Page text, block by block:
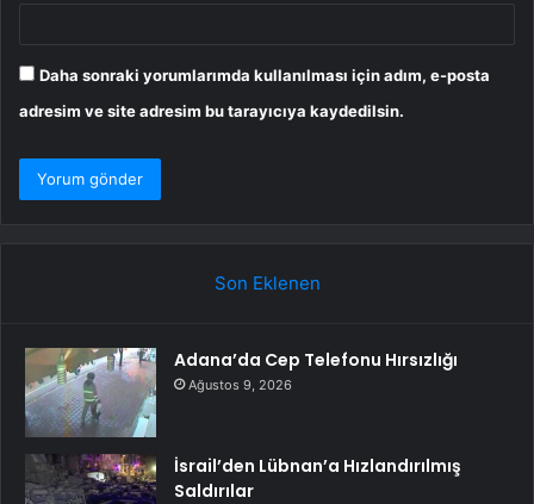
Daha sonraki yorumlarımda kullanılması için adım, e-posta
adresim ve site adresim bu tarayıcıya kaydedilsin.
Son Eklenen
Adana’da Cep Telefonu Hırsızlığı
Ağustos 9, 2026
İsrail’den Lübnan’a Hızlandırılmış
Saldırılar